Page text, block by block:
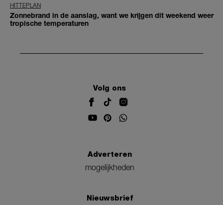
HITTEPLAN
Zonnebrand in de aanslag, want we krijgen dit weekend weer
tropische temperaturen
Volg ons
Adverteren
mogelijkheden
Nieuwsbrief